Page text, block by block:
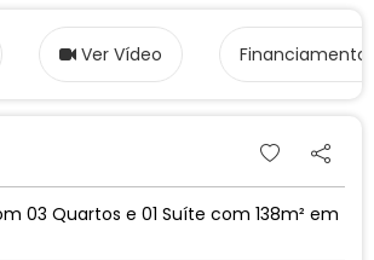
Ver Vídeo Financiamento
03 Quartos e 01 Suíte com 138m² em